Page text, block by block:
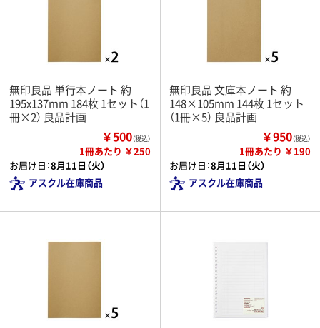
無印良品 単行本ノート 約
195x137mm 184枚 1セット（1
冊×2） 良品計画
￥500（税込）
1冊あたり ￥250
お届け日：8月11日（火）
アスクル在庫商品
無印良品 文庫本ノート 約
148×105mm 144枚 1セット
（1冊×5） 良品計画
￥950（税込）
1冊あたり ￥190
お届け日：8月11日（火）
アスクル在庫商品